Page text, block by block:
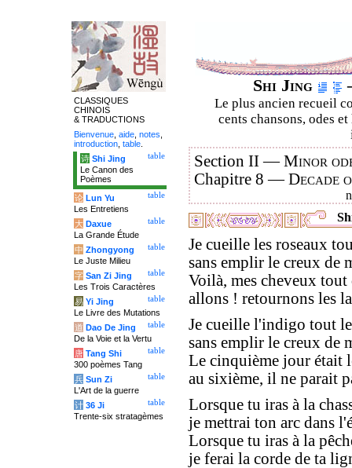
Shi Jing
Le plus ancien recueil
cents chansons, odes
Section II —Minor
Chapitre 8 —Decade
Je cueille les roseaux
sans emplir le creux de
Voilà, mes cheveux tout
allons ! retournons les
Je cueille l'indigo tout
sans emplir le creux de
Le cinquième jour était
au sixième, il ne parait
Lorsque tu iras à la
je mettrai ton arc dans
Lorsque tu iras à la
je ferai la corde de ta
CLASSIQUES
CHINOIS
& TRADUCTIONS
Bienvenue aide notes
introduction table
table
诗 Shi Jing
Le Canon des
Poèmes
table
论 Lun Yu
Les Entretiens
table
大 Daxue
La Grande Étude
table
中 Zhongyong
Le Juste Milieu
table
字 San Zi Jing
Les Trois Caractères
table
易 Yi Jing
Le Livre des Mutations
table
道 Dao De Jing
De la Voie et la Vertu
table
唐 Tang Shi
300 poèmes Tang
table
兵 Sun Zi
L'Art de la guerre
table
计 36 Ji
Trente-six stratagèmes